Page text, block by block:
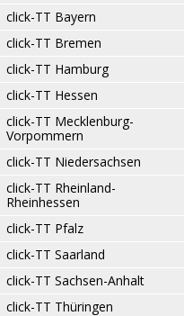
click-TT Bayern
click-TT Bremen
click-TT Hamburg
click-TT Hessen
click-TT Mecklenburg-
Vorpommern
click-TT Niedersachsen
click-TT Rheinland-
Rheinhessen
click-TT Pfalz
click-TT Saarland
click-TT Sachsen-Anhalt
click-TT Thüringen